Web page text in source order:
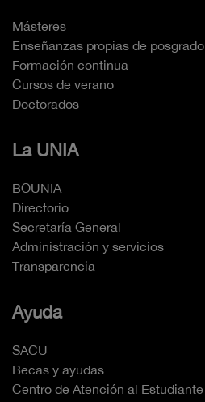
Másteres
Enseñanzas propias de posgrado
Formación continua
Cursos de verano
Doctorados
La UNIA
BOUNIA
Directorio
Secretaría General
Administración y servicios
Transparencia
Ayuda
SACU
Becas y ayudas
Centro de Atención al Estudiante